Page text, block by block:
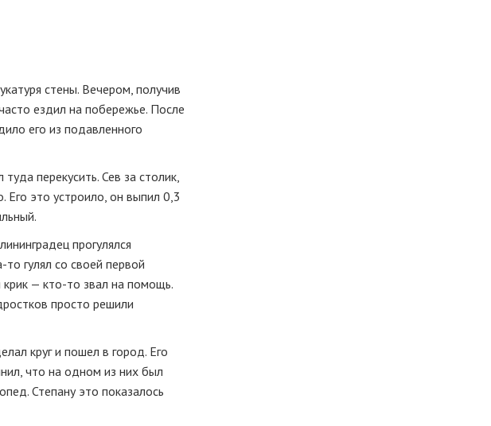
стены. Вечером, получив
ездил на побережье. После
его из подавленного
перекусить. Сев за столик,
Его это устроило, он выпил 0,3
прогулялся
то гулял со своей первой
крик — кто-то звал на помощь.
просто решили
круг и пошел в город. Его
что на одном из них был
Степану это показалось